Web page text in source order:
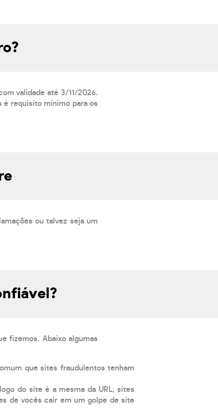
validade até 3/11/2026.
é requisito mínimo para os
ou talvez seja um
fizemos. Abaixo algumas
que sites fraudulentos tenham
do site é a mesma da URL, sites
de vocês cair em um golpe de site